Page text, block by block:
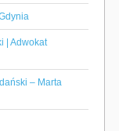
| Adwokat
– Marta